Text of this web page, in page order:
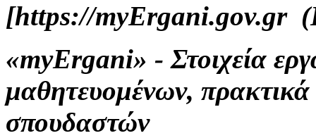
[https://myErgani.gov.gr
«myErgani» - Στοιχεία
μαθητευομένων,
σπουδαστών